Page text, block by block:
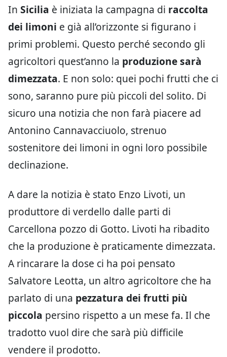
In Sicilia è iniziata la campagna di raccolta
dei limoni e già all’orizzonte si figurano i
primi problemi. Questo perché secondo gli
agricoltori quest’anno la produzione sarà
dimezzata. E non solo: quei pochi frutti che ci
sono, saranno pure più piccoli del solito. Di
sicuro una notizia che non farà piacere ad
Antonino Cannavacciuolo, strenuo
sostenitore dei limoni in ogni loro possibile
declinazione.
A dare la notizia è stato Enzo Livoti, un
produttore di verdello dalle parti di
Carcellona pozzo di Gotto. Livoti ha ribadito
che la produzione è praticamente dimezzata.
A rincarare la dose ci ha poi pensato
Salvatore Leotta, un altro agricoltore che ha
parlato di una pezzatura dei frutti più
piccola persino rispetto a un mese fa. Il che
tradotto vuol dire che sarà più difficile
vendere il prodotto.